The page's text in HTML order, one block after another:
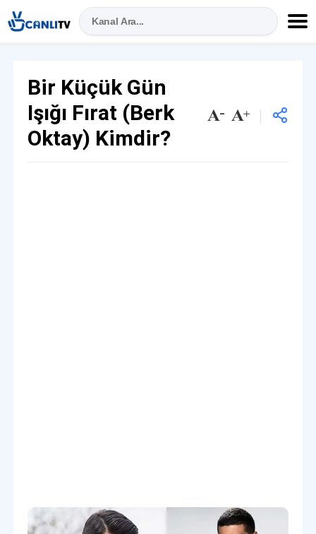
Bir Küçük Gün
Işığı Fırat (Berk
Oktay) Kimdir?